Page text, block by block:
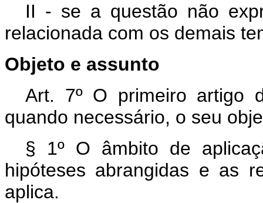
II - se a questão não
relacionada com os demais
Objeto e assunto
Art. 7º O primeiro artigo
quando necessário, o seu
§ 1º O âmbito de
hipóteses abrangidas e as
aplica.